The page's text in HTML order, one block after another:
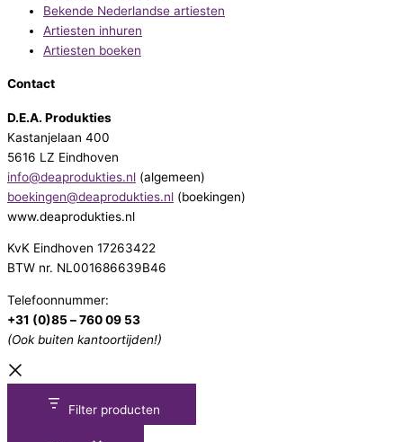
Bekende Nederlandse artiesten
Artiesten inhuren
Artiesten boeken
Contact
D.E.A. Produkties
Kastanjelaan 400
5616 LZ Eindhoven
info@deaprodukties.nl (algemeen)
boekingen@deaprodukties.nl (boekingen)
www.deaprodukties.nl
KvK Eindhoven 17263422
BTW nr. NL001686639B46
Telefoonnummer:
+31 (0)85 – 760 09 53
(Ook buiten kantoortijden!)
Filter producten